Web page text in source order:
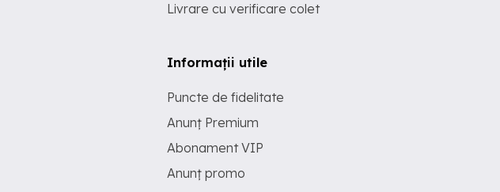
Livrare cu verificare colet
Informații utile
Puncte de fidelitate
Anunț Premium
Abonament VIP
Anunț promo